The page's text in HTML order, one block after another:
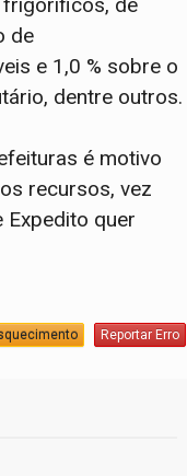
de
e 1,0 % sobre o
dentre outros.
é motivo
recursos, vez
quer
Reportar Erro